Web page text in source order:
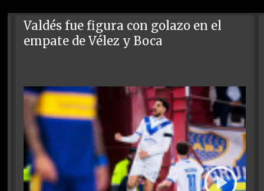
Valdés fue figura con golazo en el
empate de Vélez y Boca